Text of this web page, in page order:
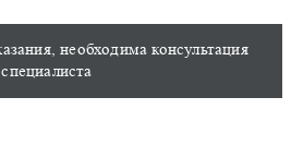
необходима консультация
специалиста